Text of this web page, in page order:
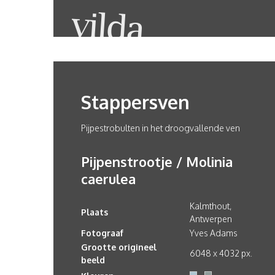
Stappersven
Pijpestrobulten in het droogvallende ven
Pijpenstrootje / Molinia
caerulea
Plaats
Kalmthout,
Antwerpen
Fotograaf
Yves Adams
Grootte origineel
beeld
6048 x 4032 px.